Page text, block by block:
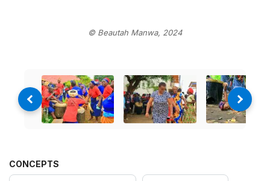
© Beautah Manwa, 2024
CONCEPTS